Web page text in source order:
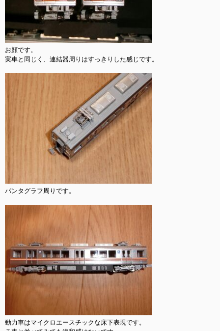
お顔です。
実車と同じく、連結器周りはすっきりした感じです。
パンタグラフ周りです。
動力車はマイクロエースチックな床下表現です。